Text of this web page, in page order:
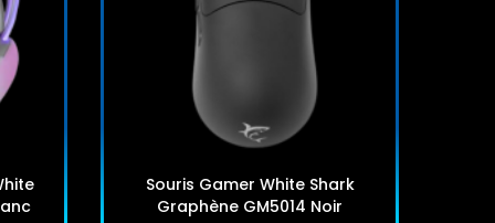
Souris Gamer White Shark
Graphène GM5014 Noir